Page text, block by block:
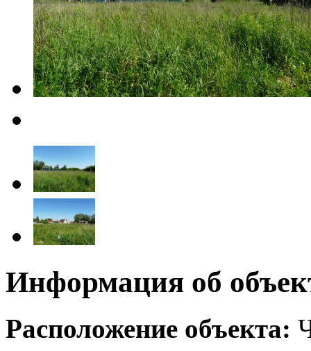
Информация об
Расположение объекта: